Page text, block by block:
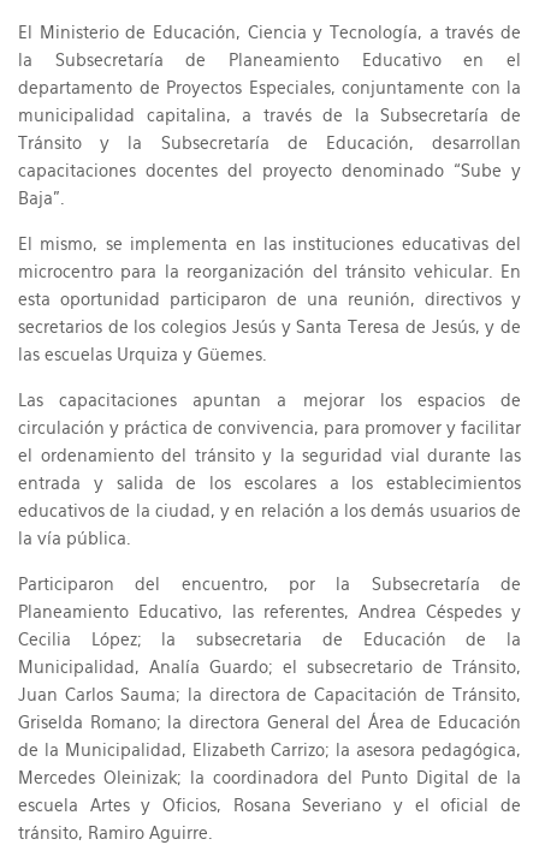
El Ministerio de Educación, Ciencia y Tecnología, a través de
la Subsecretaría de Planeamiento Educativo en el
departamento de Proyectos Especiales, conjuntamente con la
municipalidad capitalina, a través de la Subsecretaría de
Tránsito y la Subsecretaría de Educación, desarrollan
capacitaciones docentes del proyecto denominado “Sube y
Baja”.
El mismo, se implementa en las instituciones educativas del
microcentro para la reorganización del tránsito vehicular. En
esta oportunidad participaron de una reunión, directivos y
secretarios de los colegios Jesús y Santa Teresa de Jesús, y de
las escuelas Urquiza y Güemes.
Las capacitaciones apuntan a mejorar los espacios de
circulación y práctica de convivencia, para promover y facilitar
el ordenamiento del tránsito y la seguridad vial durante las
entrada y salida de los escolares a los establecimientos
educativos de la ciudad, y en relación a los demás usuarios de
la vía pública.
Participaron del encuentro, por la Subsecretaría de
Planeamiento Educativo, las referentes, Andrea Céspedes y
Cecilia López; la subsecretaria de Educación de la
Municipalidad, Analía Guardo; el subsecretario de Tránsito,
Juan Carlos Sauma; la directora de Capacitación de Tránsito,
Griselda Romano; la directora General del Área de Educación
de la Municipalidad, Elizabeth Carrizo; la asesora pedagógica,
Mercedes Oleinizak; la coordinadora del Punto Digital de la
escuela Artes y Oficios, Rosana Severiano y el oficial de
tránsito, Ramiro Aguirre.